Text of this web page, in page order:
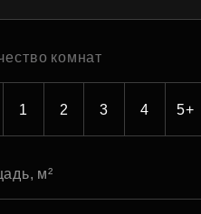
Рефинансирование
комнат
1 2 3 4 5+
м²